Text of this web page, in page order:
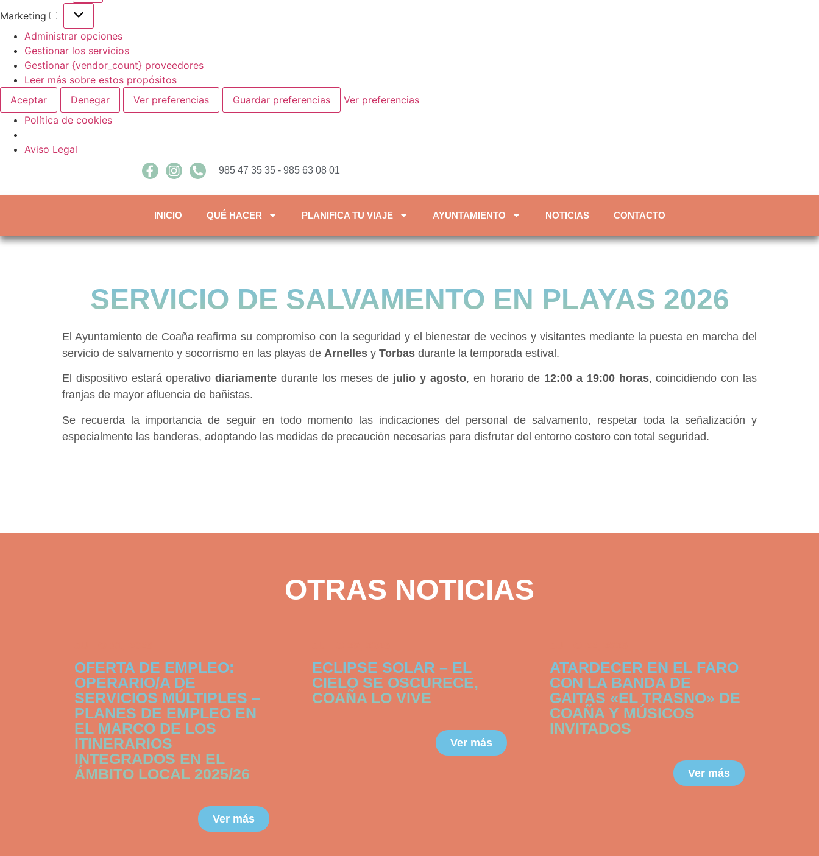
Marketing
Administrar opciones
Gestionar los servicios
Gestionar {vendor_count} proveedores
Leer más sobre estos propósitos
Aceptar
Denegar Ver preferencias Guardar preferencias
Ver preferencias
Política de cookies
Aviso Legal
985 47 35 35 - 985 63 08 01
INICIO QUÉ HACER PLANIFICA TU VIAJE AYUNTAMIENTO NOTICIAS CONTACTO
SERVICIO DE SALVAMENTO EN PLAYAS 2026
El Ayuntamiento de Coaña reafirma su compromiso con la seguridad y el bienestar de vecinos y visitantes mediante la puesta en marcha del
servicio de salvamento y socorrismo en las playas de Arnelles y Torbas durante la temporada estival.
El dispositivo estará operativodiariamente durante los meses de julio y agosto, en horario de 12:00 a 19:00 horas, coincidiendo con las
franjas de mayor afluencia de bañistas.
Se recuerda la importancia de seguir en todo momento las indicaciones del personal de salvamento, respetar toda la señalización y
especialmente las banderas, adoptando las medidas de precaución necesarias para disfrutar del entorno costero con total seguridad.
OTRAS NOTICIAS
OFERTA DE EMPLEO:
OPERARIO/A DE
SERVICIOS MÚLTIPLES –
PLANES DE EMPLEO EN
EL MARCO DE LOS
ITINERARIOS
INTEGRADOS EN EL
ÁMBITO LOCAL 2025/26
Ver más
ECLIPSE SOLAR – EL
CIELO SE OSCURECE,
COAÑA LO VIVE
Ver más
ATARDECER EN EL FARO
CON LA BANDA DE
GAITAS «EL TRASNO» DE
COAÑA Y MÚSICOS
INVITADOS
Ver más